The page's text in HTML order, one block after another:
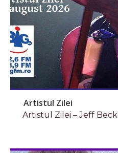
Artistul Zilei
Artistul Zilei – Jeff Beck